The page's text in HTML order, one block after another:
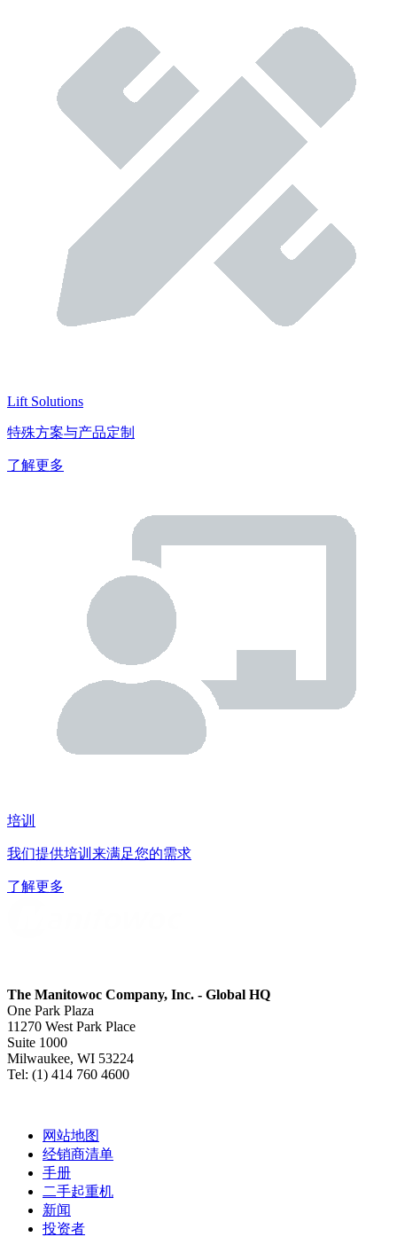
Lift Solutions
特殊方案与产品定制
了解更多
培训
我们提供培训来满足您的需求
了解更多
The Manitowoc Company, Inc. - Global HQ
One Park Plaza
11270 West Park Place
Suite 1000
Milwaukee, WI 53224
Tel: (1) 414 760 4600
网站地图
经销商清单
手册
二手起重机
新闻
投资者